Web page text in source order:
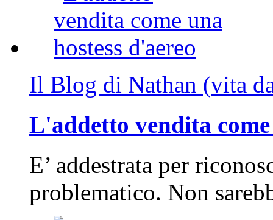
Il Blog di Nathan (vita
L'addetto vendita
E’ addestrata per
problematico. Non